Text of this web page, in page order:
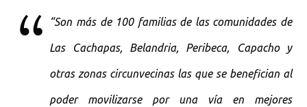
“Son más de 100 familias de las comunidades de
Las Cachapas, Belandria, Peribeca, Capacho y
otras zonas circunvecinas las que se benefician al
poder movilizarse por una vía en mejores